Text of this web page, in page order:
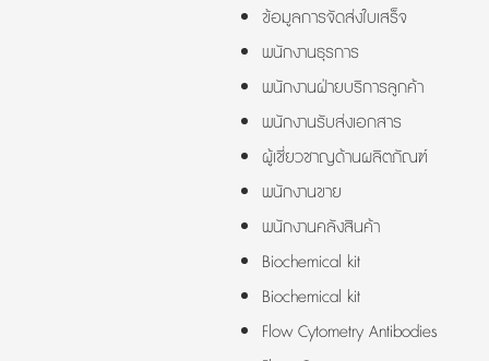
ข้อมูลการจัดส่งใบเสร็จ
พนักงานธุรการ
พนักงานฝ่ายบริการลูกค้า
พนักงานรับส่งเอกสาร
ผู้เชี่ยวชาญด้านผลิตภัณฑ์
พนักงานขาย
พนักงานคลังสินค้า
Biochemical kit
Biochemical kit
Flow Cytometry Antibodies